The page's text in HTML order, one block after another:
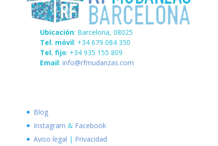
Ubicación: Barcelona, 08025
Tel. móvil: +34 679 084 350
Tel. fijo: +34 935 155 809
Email: info@rfmudanzas.com
Blog
Instagram & Facebook
Aviso legal | Privacidad